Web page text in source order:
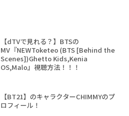
【dTVで見れる？】BTSの
MV『NEWToketeo (BTS [Behind the
Scenes])Ghetto Kids,Kenia
OS,Malo』視聴方法！！！
【BT21】のキャラクターCHIMMYのプ
ロフィール！